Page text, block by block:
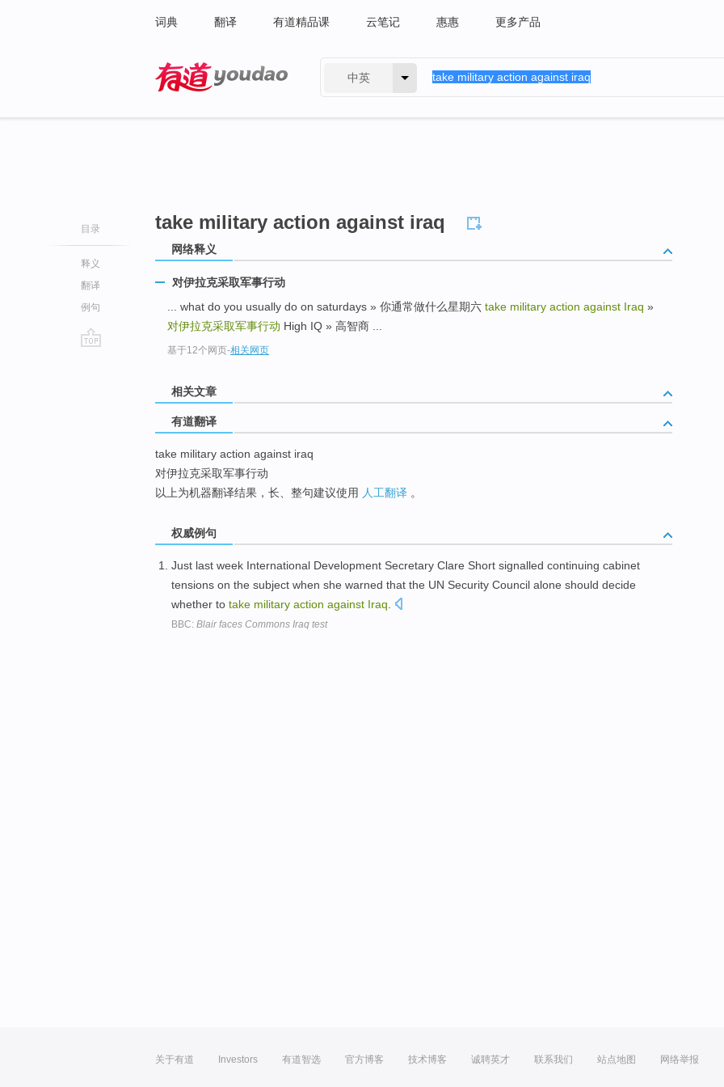
词典 翻译 有道精品课 云笔记 惠惠 更多产品
中英
目录
释义
翻译
例句
take military action against iraq
网络释义
对伊拉克采取军事行动
... what do you usually do on saturdays » 你通常做什么星期六 take military action against Iraq »
对伊拉克采取军事行动 High IQ » 高智商 ...
基于12个网页-相关网页
相关文章
有道翻译
take military action against iraq
对伊拉克采取军事行动
以上为机器翻译结果，长、整句建议使用 人工翻译 。
权威例句
Just last week International Development Secretary Clare Short signalled continuing cabinet
tensions on the subject when she warned that the UN Security Council alone should decide
whether to take military action against Iraq
BBC: Blair faces Commons Iraq test
关于有道 Investors 有道智选 官方博客 技术博客 诚聘英才 联系我们 站点地图 网络举报